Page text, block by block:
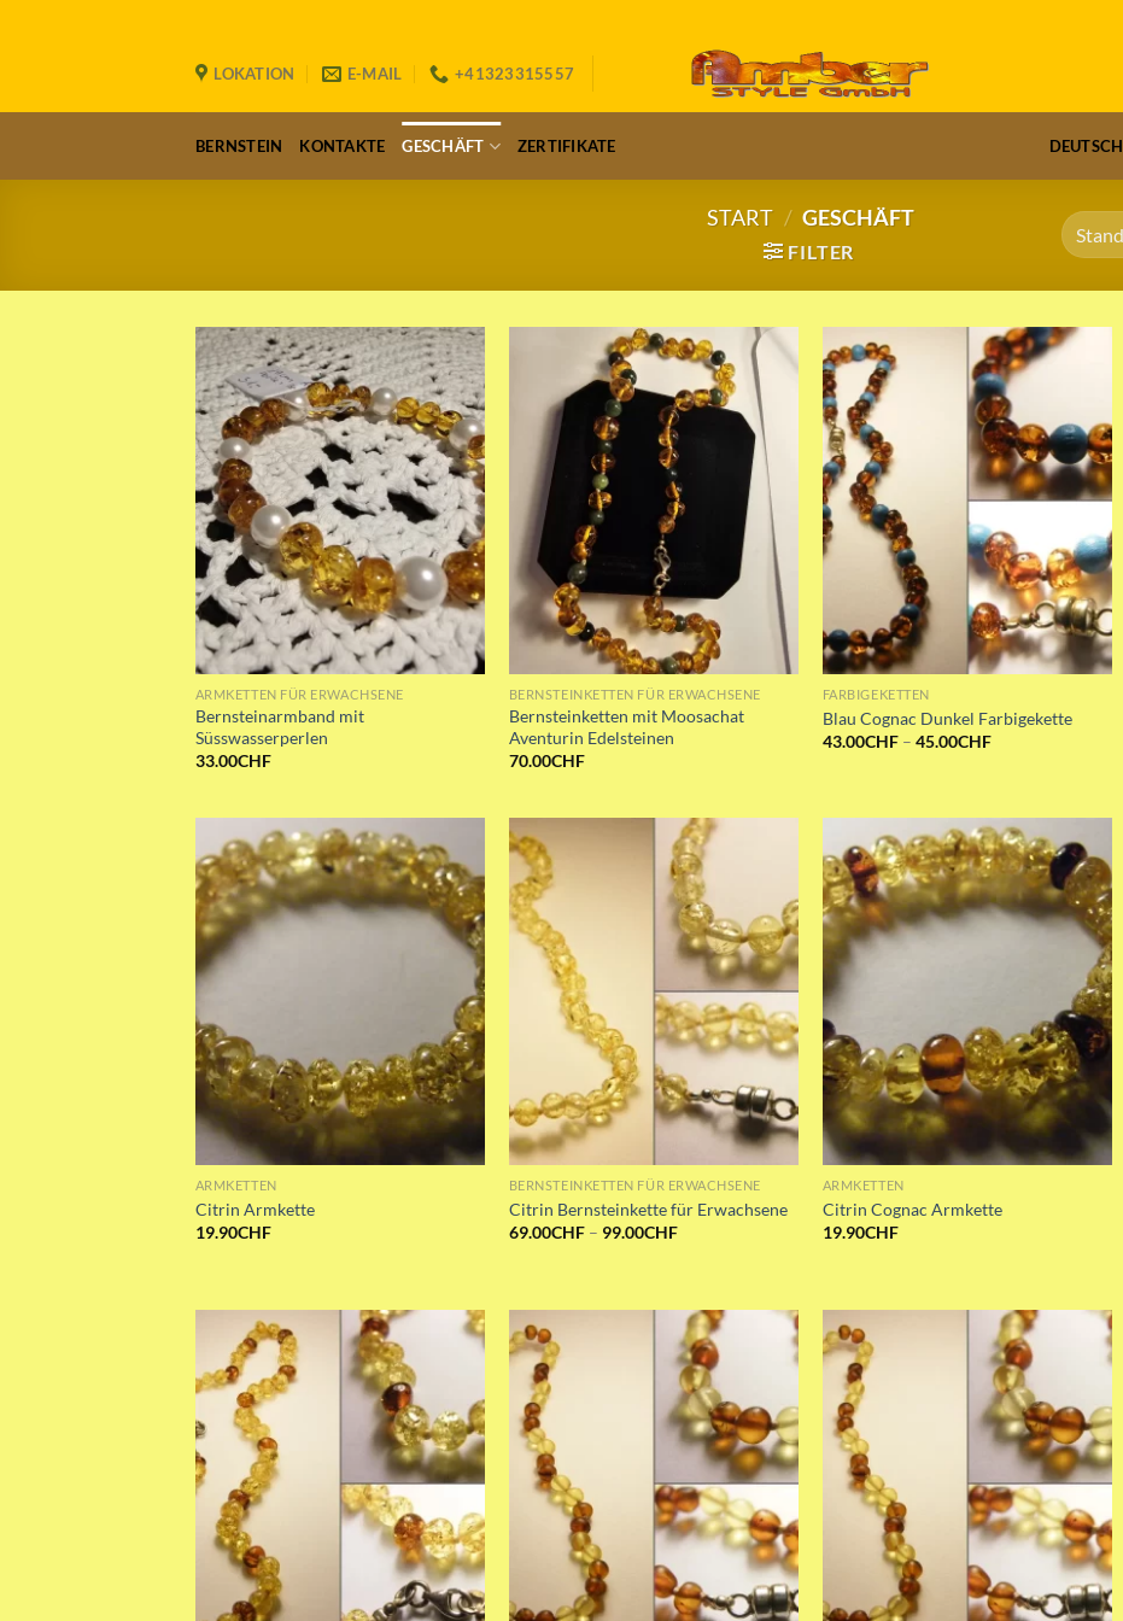
LOKATION E-MAIL +41323315557
BERNSTEIN KONTAKTE GESCHÄFT ZERTIFIKATE DEUTSCH
START / GESCHÄFT
FILTER
Add to wishlist
ARMKETTEN FÜR ERWACHSENE
Bernsteinarmband mit
Süsswasserperlen
33.00CHF
Add to wishlist
BERNSTEINKETTEN FÜR ERWACHSENE
Bernsteinketten mit Moosachat
Aventurin Edelsteinen
70.00CHF
Add to wishlist
FARBIGEKETTEN
Blau Cognac Dunkel Farbigekette
43.00CHF – 45.00CHFPreisspanne:
Add to wishlist
ARMKETTEN
Citrin Armkette
19.90CHF
Add to wishlist
BERNSTEINKETTEN FÜR ERWACHSENE
Citrin Bernsteinkette für Erwachsene
69.00CHF – 99.00CHFPreisspanne:
Add to wishlist
ARMKETTEN
Citrin Cognac Armkette
19.90CHF
Add to wishlist Add to wishlist Add to wishlist